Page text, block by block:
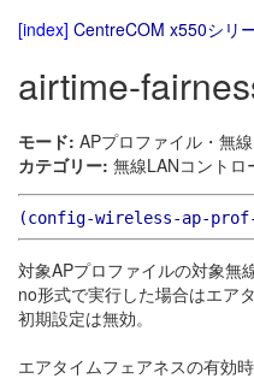
[index] CentreCOM x550シリ
airtime-
モード: APプロファイル・無
カテゴリー: 無線LANコントロ
(config-wireless-ap-
対象APプロファイルの対象無
no形式で実行した場合はエア
初期設定は無効。
エアタイムフェアネスの有効